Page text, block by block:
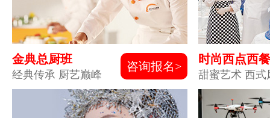
金典总厨班
经典传承 厨艺巅峰
咨询报名>
时尚西点西
甜蜜艺术 西式